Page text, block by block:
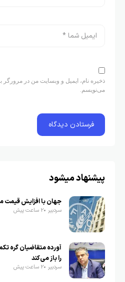
ذخیره نام، ایمیل و وبسایت من در مرورگر
می‌نویسم.
پیشنهاد میشود
جهان با افزایش قیمت
سردبیر 2 ساعت پیش
آورده متقاضیان گره
را باز می‌کند
سردبیر 2 ساعت پیش